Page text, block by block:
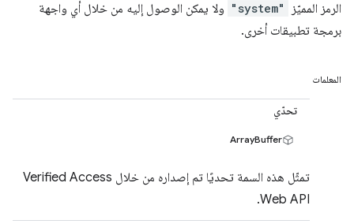
الرمز المميّز
"system" ولا يمكن الوصول إليه من خلال أي واجهة
برمجة تطبيقات أخرى.
المعلمات
تحدّي
ArrayBuffer
تمثّل هذه السمة تحديًا تم إصداره من خلال Verified Access
Web API.